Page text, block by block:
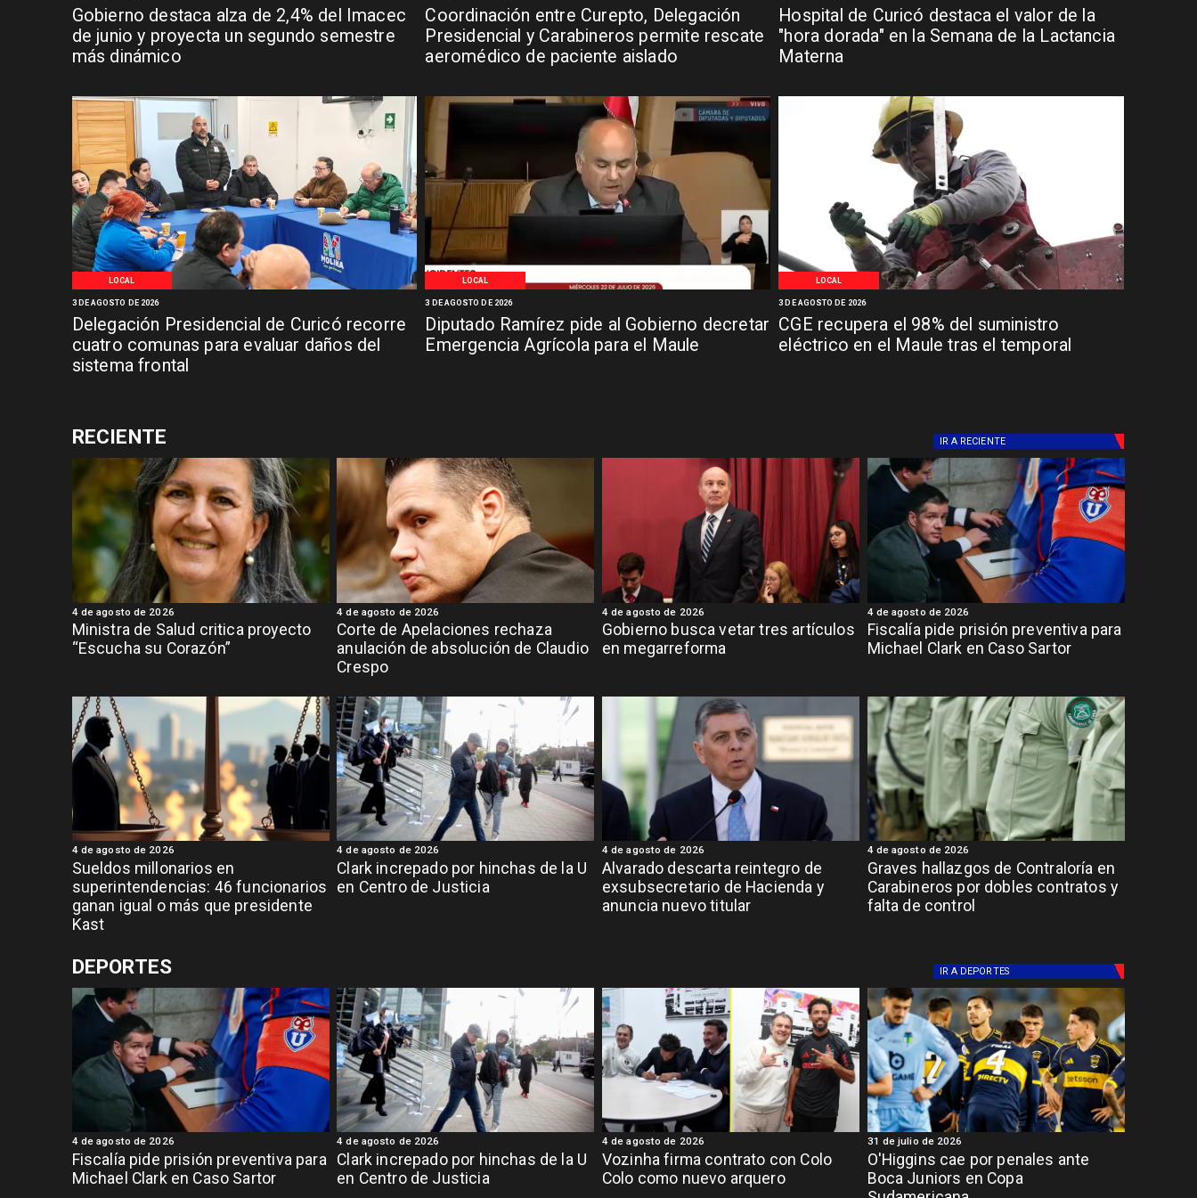
Gobierno destaca alza de 2,4% del Imacec
de junio y proyecta un segundo semestre
más dinámico
Coordinación entre Curepto, Delegación
Presidencial y Carabineros permite rescate
aeromédico de paciente aislado
Hospital de Curicó destaca el valor de la
"hora dorada" en la Semana de la Lactancia
Materna
LOCAL
Delegación Presidencial de Curicó recorre
cuatro comunas para evaluar daños del
sistema frontal
3 DE AGOSTO DE 2026
LOCAL
Diputado Ramírez pide al Gobierno decretar
Emergencia Agrícola para el Maule
3 DE AGOSTO DE 2026
LOCAL
CGE recupera el 98% del suministro
eléctrico en el Maule tras el temporal
3 DE AGOSTO DE 2026
RECIENTE IR A RECIENTE
Ministra de Salud critica proyecto
“Escucha su Corazón”
4 de agosto de 2026
Corte de Apelaciones rechaza
anulación de absolución de Claudio
Crespo
4 de agosto de 2026
Gobierno busca vetar tres artículos
en megarreforma
4 de agosto de 2026
Fiscalía pide prisión preventiva para
Michael Clark en Caso Sartor
4 de agosto de 2026
Sueldos millonarios en
superintendencias: 46 funcionarios
ganan igual o más que presidente
Kast
4 de agosto de 2026
Clark increpado por hinchas de la U
en Centro de Justicia
4 de agosto de 2026
Alvarado descarta reintegro de
exsubsecretario de Hacienda y
anuncia nuevo titular
4 de agosto de 2026
Graves hallazgos de Contraloría en
Carabineros por dobles contratos y
falta de control
4 de agosto de 2026
DEPORTES IR A DEPORTES
Fiscalía pide prisión preventiva para
Michael Clark en Caso Sartor
4 de agosto de 2026
Clark increpado por hinchas de la U
en Centro de Justicia
4 de agosto de 2026
Vozinha firma contrato con Colo
Colo como nuevo arquero
4 de agosto de 2026
O'Higgins cae por penales ante
Boca Juniors en Copa
31 de julio de 2026